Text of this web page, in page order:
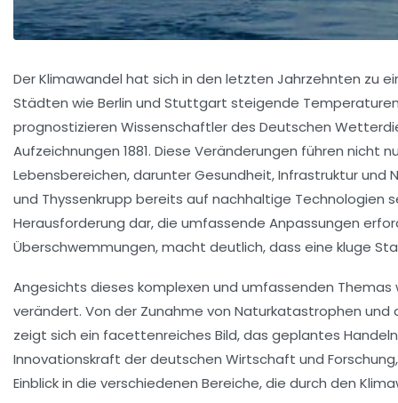
Der Klimawandel hat sich in den letzten Jahrzehnten zu
Städten wie Berlin und Stuttgart steigende
prognostizieren Wissenschaftler des Deutschen
Aufzeichnungen 1881. Diese Veränderungen führen
Lebensbereichen, darunter Gesundheit, Infrastruktur und
und Thyssenkrupp bereits auf nachhaltige Technologien
Herausforderung dar, die umfassende Anpassungen
Überschwemmungen, macht deutlich, dass eine kluge
Angesichts dieses komplexen und umfassenden
verändert. Von der Zunahme von Naturkatastrophen und
zeigt sich ein facettenreiches Bild, das geplantes
Innovationskraft der deutschen Wirtschaft und
Einblick in die verschiedenen Bereiche, die durch den